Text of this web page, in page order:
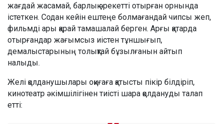
жағдай жасамай, барлық әрекетті отырған орнында
істеткен. Содан кейін ештеңе болмағандай чипсы жеп,
фильмді ары қарай тамашалай берген. Арғы қатарда
отырғандар жағымсыз иістен тұншығып,
демалыстарының толықтай бұзылғанын айтып
налыды.
Желі қолданушылары оқиғаға қатысты пікір білдіріп,
кинотеатр әкімшілігінен тиісті шара қолдануды талап
етті: